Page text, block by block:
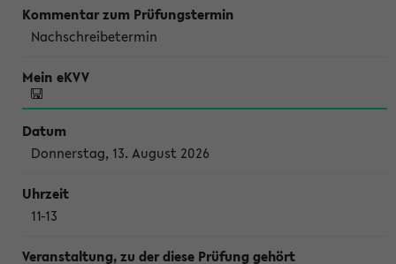
Nachschreibetermin
Donnerstag, 13. August 2026
11-13